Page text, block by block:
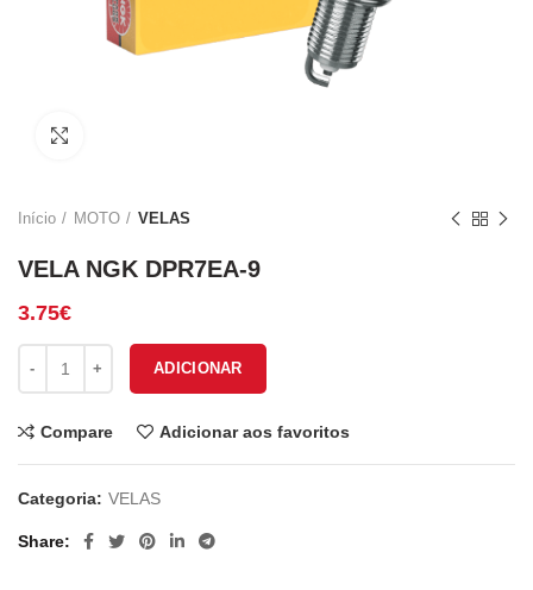
Início MOTO VELAS
VELA NGK DPR7EA-9
3.75€
ADICIONAR
Compare Adicionar aos favoritos
Categoria: VELAS
Share